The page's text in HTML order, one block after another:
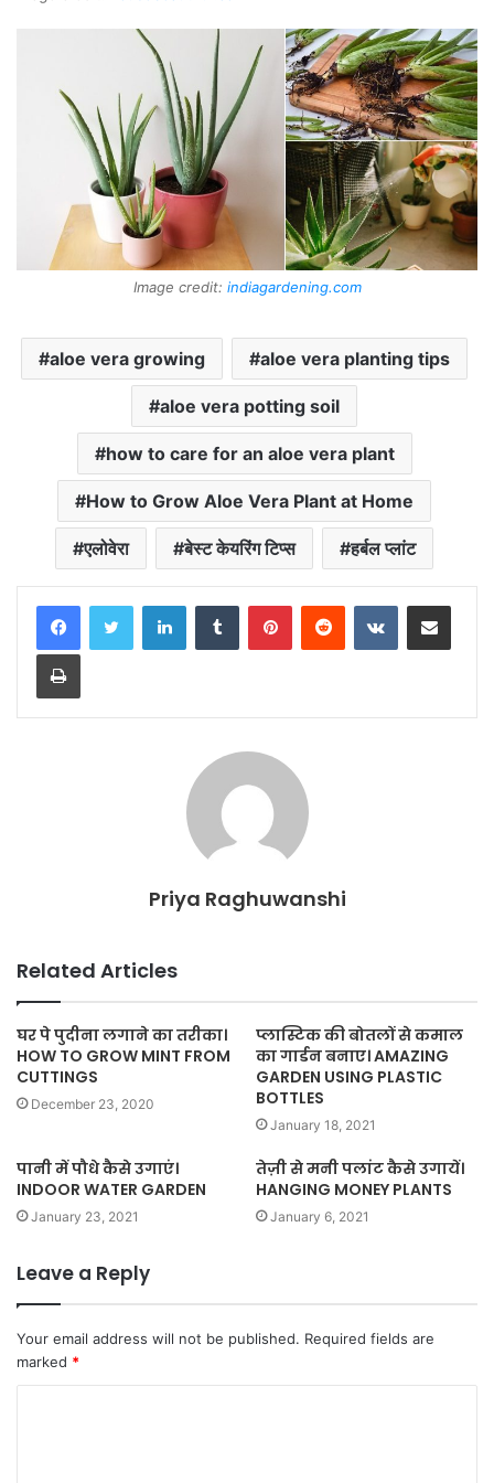
Image credit: indiagardening.com
aloe vera growing aloe vera planting tips
aloe vera potting soil
how to care for an aloe vera plant
How to Grow Aloe Vera Plant at Home
एलोवेरा बेस्ट केयरिंग टिप्स हर्बल प्लांट
LinkedInTumblr PinterestReddit VKontakteShare via Email
Print
Priya Raghuwanshi
Related Articles
घर पे पुदीना लगाने का तरीका।
HOW TO GROW MINT FROM
CUTTINGS
December 23, 2020
प्लास्टिक की बोतलों से कमाल
का गार्डन बनाए। AMAZING
GARDEN USING PLASTIC
BOTTLES
January 18, 2021
पानी में पौधे कैसे उगाएं।
INDOOR WATER GARDEN
January 23, 2021
तेज़ी से मनी पलांट कैसे उगायें।
HANGING MONEY PLANTS
January 6, 2021
Leave a Reply
Your email address will not be published. Required fields are
marked *